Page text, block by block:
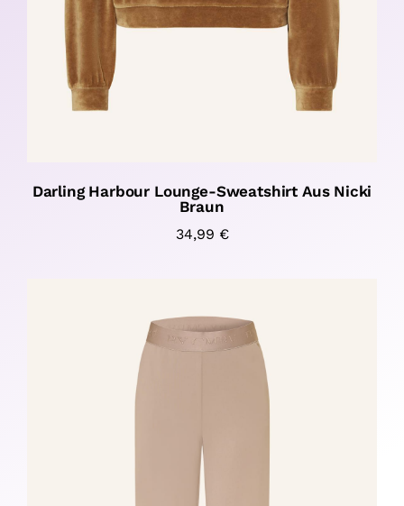
Darling Harbour Lounge-Sweatshirt Aus Nicki
Braun
34,99 €